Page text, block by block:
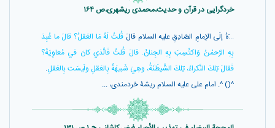
خردگرایی در قرآن و حدیث،محمدی ریشهری،ص ۱۶۴
...َهُ إلَى الإِمامِ الصّادِقِ عليه السلام قالَ قُلتُ لَهُ مَا العَقلُ؟ قالَ ما عُبِدَ
بِهِ الرَّحمٰنُ وَاكتُسِبَ بِهِ الجِنانُ. قالَ قُلتُ فَالَّذي كانَ في مُعاوِيَةَ؟
فَقالَ تِلكَ النَّكراءُ، تِلكَ الشَّيطَنَةُ، وهِيَ شَبيهَةٌ بِالعَقلِ ولَيسَت بِالعَقلِ.
^() ^. امام على عليه السلام ريشۀ خردمندى، ...